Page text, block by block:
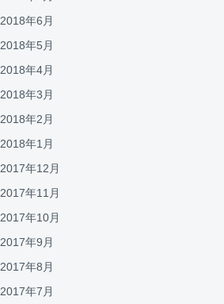
2018年6月
2018年5月
2018年4月
2018年3月
2018年2月
2018年1月
2017年12月
2017年11月
2017年10月
2017年9月
2017年8月
2017年7月